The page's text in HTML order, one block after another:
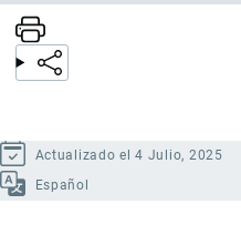
Actualizado el 4 Julio, 2025
Español